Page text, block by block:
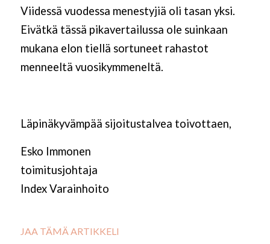
Viidessä vuodessa menestyjiä oli tasan yksi.
Eivätkä tässä pikavertailussa ole suinkaan
mukana elon tiellä sortuneet rahastot
menneeltä vuosikymmeneltä.
Läpinäkyvämpää sijoitustalvea toivottaen,
Esko Immonen
toimitusjohtaja
Index Varainhoito
JAA TÄMÄ ARTIKKELI